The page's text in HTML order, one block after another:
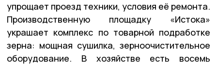
упрощает проезд техники, условия её ремонта.
Производственную площадку «Истока»
украшает комплекс по товарной подработке
зерна: мощная сушилка, зерноочистительное
оборудование. В хозяйстве есть восемь